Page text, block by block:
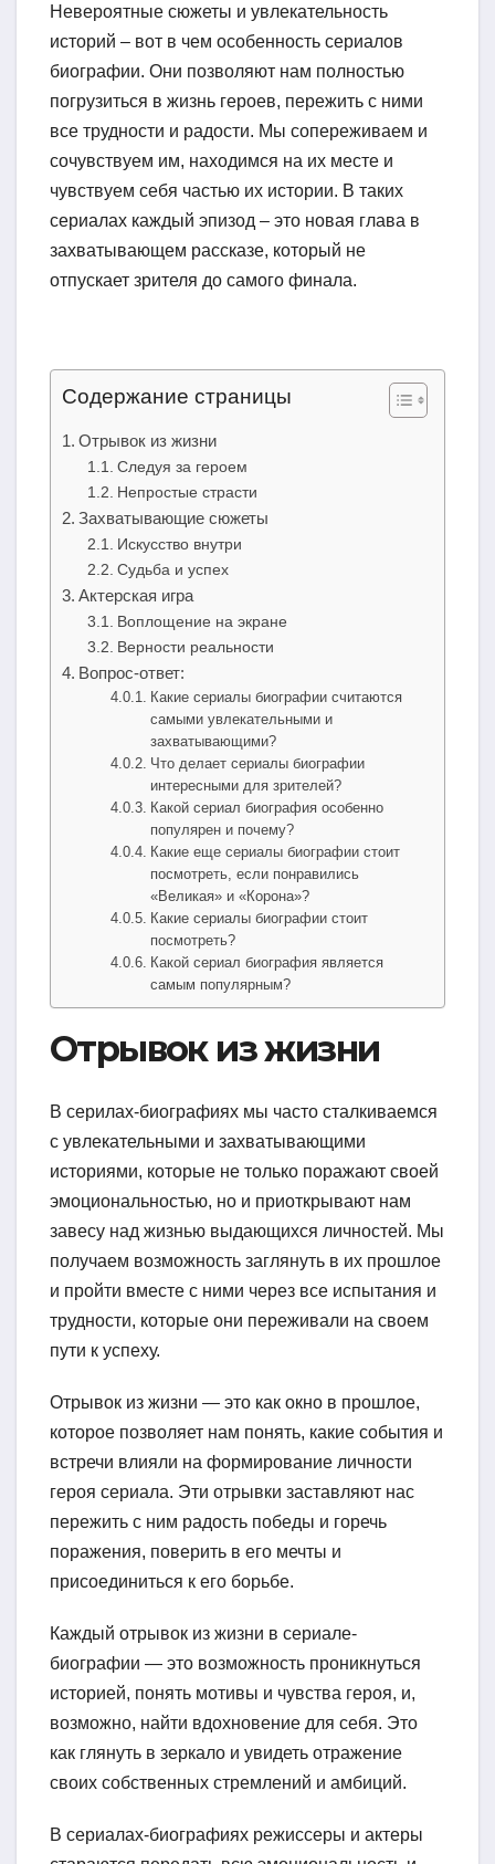
Невероятные сюжеты и увлекательность
историй – вот в чем особенность сериалов
биографии. Они позволяют нам полностью
погрузиться в жизнь героев, пережить с ними
все трудности и радости. Мы сопереживаем и
сочувствуем им, находимся на их месте и
чувствуем себя частью их истории. В таких
сериалах каждый эпизод – это новая глава в
захватывающем рассказе, который не
отпускает зрителя до самого финала.
Содержание страницы
Отрывок из жизни
Следуя за героем
Непростые страсти
Захватывающие сюжеты
Искусство внутри
Судьба и успех
Актерская игра
Воплощение на экране
Верности реальности
Вопрос-ответ:
Какие сериалы биографии считаются
самыми увлекательными и
захватывающими?
Что делает сериалы биографии
интересными для зрителей?
Какой сериал биография особенно
популярен и почему?
Какие еще сериалы биографии стоит
посмотреть, если понравились
«Великая» и «Корона»?
Какие сериалы биографии стоит
посмотреть?
Какой сериал биография является
самым популярным?
Отрывок из жизни
В серилах-биографиях мы часто сталкиваемся
с увлекательными и захватывающими
историями, которые не только поражают своей
эмоциональностью, но и приоткрывают нам
завесу над жизнью выдающихся личностей. Мы
получаем возможность заглянуть в их прошлое
и пройти вместе с ними через все испытания и
трудности, которые они переживали на своем
пути к успеху.
Отрывок из жизни — это как окно в прошлое,
которое позволяет нам понять, какие события и
встречи влияли на формирование личности
героя сериала. Эти отрывки заставляют нас
пережить с ним радость победы и горечь
поражения, поверить в его мечты и
присоединиться к его борьбе.
Каждый отрывок из жизни в сериале-
биографии — это возможность проникнуться
историей, понять мотивы и чувства героя, и,
возможно, найти вдохновение для себя. Это
как глянуть в зеркало и увидеть отражение
своих собственных стремлений и амбиций.
В сериалах-биографиях режиссеры и актеры